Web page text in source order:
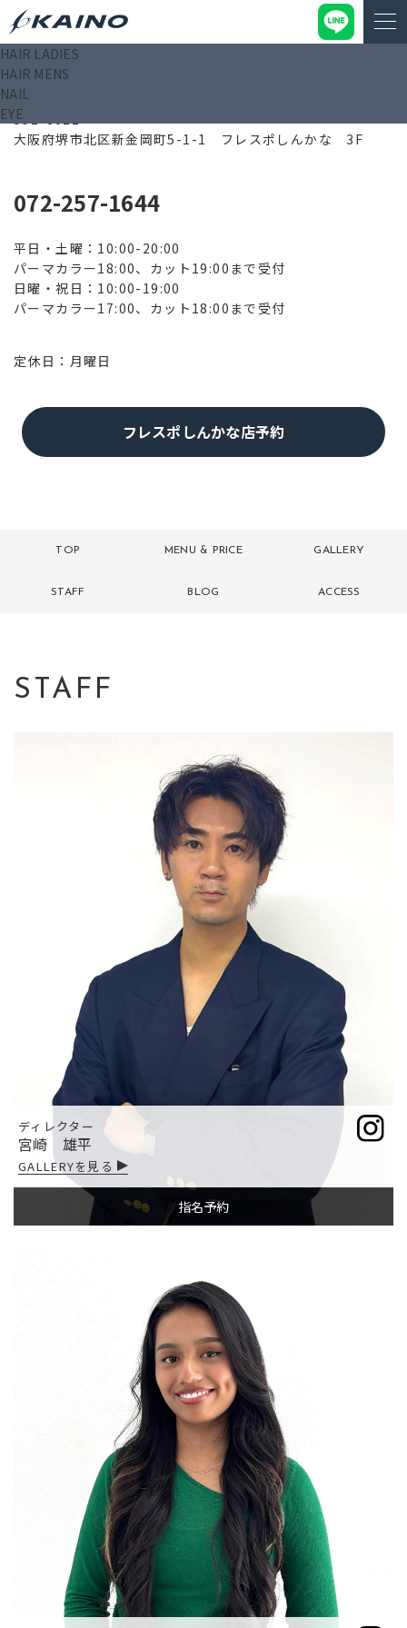
HAIR LADIES
HAIR MENS
NAIL
EYE
フレスポしんかな店
591-8021
大阪府堺市北区新金岡町5-1-1 フレスポしんかな 3F
072-257-1644
平日・土曜：10:00-20:00
パーマカラー18:00、カット19:00まで受付
日曜・祝日：10:00-19:00
パーマカラー17:00、カット18:00まで受付
定休日：月曜日
フレスポしんかな店予約
TOP
トップ
MENU & PRICE
メニュー
GALLERY
ギャラリー
STAFF BLOG ACCESS
STAFF
ディレクター
宮崎 雄平
GALLERYを見る
指名予約